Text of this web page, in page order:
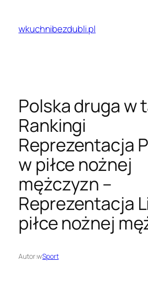
treściwkuchnibezdubli.pl
Polska druga w
Rankingi
Reprezentacja
w piłce nożnej
mężczyzn –
Reprezentacja
piłce nożnej
Autor:wSport